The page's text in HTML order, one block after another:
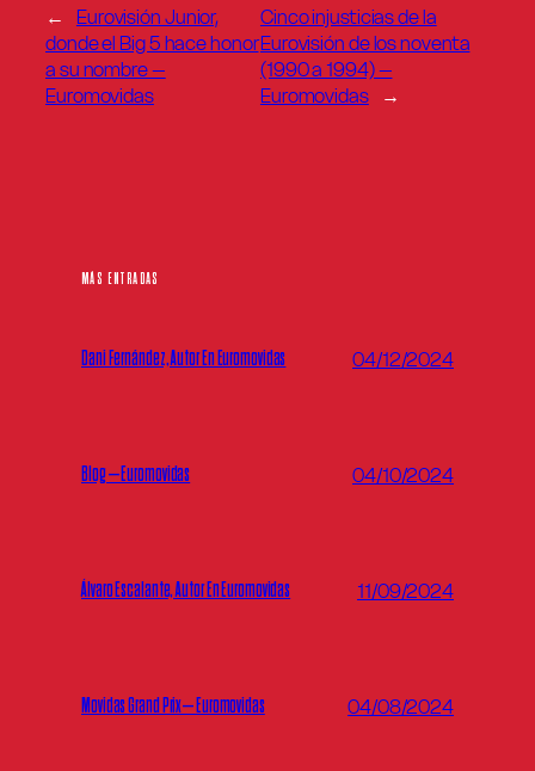
←
Eurovisión Junior,
donde el Big 5 hace honor
a su nombre –
Euromovidas
Cinco injusticias de la
Eurovisión de los noventa
(1990 a 1994) –
Euromovidas
→
MÁS ENTRADAS
Dani Fernández, Autor En Euromovidas 04/12/2024
Blog – Euromovidas 04/10/2024
Álvaro Escalante, Autor En Euromovidas 11/09/2024
Movidas Grand Prix – Euromovidas 04/08/2024